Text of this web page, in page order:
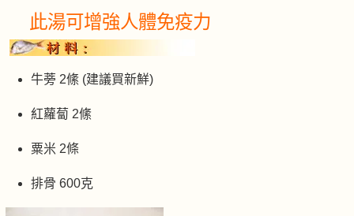
此湯可增強人體免疫力
牛蒡 2絛 (建議買新鮮)
紅蘿蔔 2絛
粟米 2條
排骨 600克